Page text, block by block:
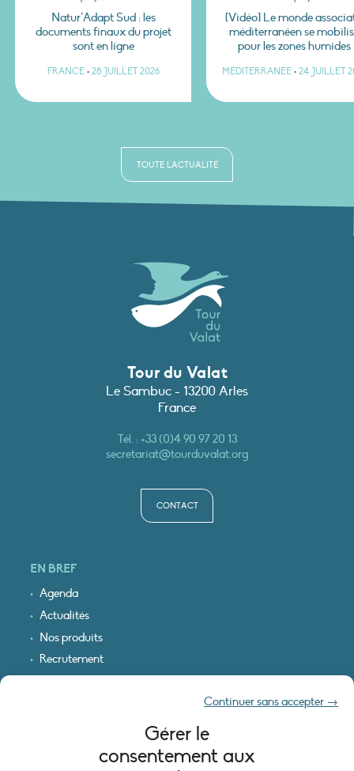
Gérer le
consentement aux
Continuer sans accepter →
Natur’Adapt Sud : les
documents finaux du projet
sont en ligne
FRANCE • 28 JUILLET 2026
[Vidéo] Le monde
méditerranéen se
pour les zones humides
MÉDITERRANÉE • 24 JUILLET
TOUTE L'ACTUALITÉ
Tour du Valat
Le Sambuc - 13200 Arles
France
Tél. :+33 (0)4 90 97 20 13
secretariat@tourduvalat.org
CONTACT
EN BREF
Agenda
Actualités
Nos produits
Recrutement
INFORMATIONS LÉGALES
Mentions légales